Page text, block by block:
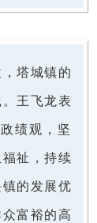
塔城镇的
王飞龙表
绩观，坚
祉，持续
的发展优
富裕的高